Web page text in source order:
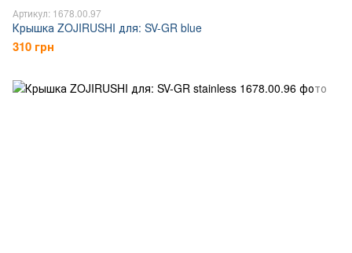
Артикул: 1678.00.97
Крышка ZOJIRUSHI для: SV-GR blue
310 грн